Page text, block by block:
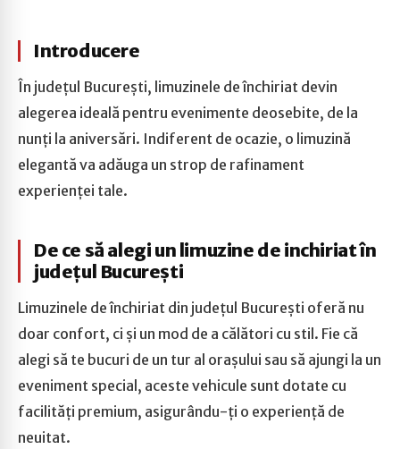
Introducere
În județul București, limuzinele de închiriat devin
alegerea ideală pentru evenimente deosebite, de la
nunți la aniversări. Indiferent de ocazie, o limuzină
elegantă va adăuga un strop de rafinament
experienței tale.
De ce să alegi un limuzine de inchiriat în
județul București
Limuzinele de închiriat din județul București oferă nu
doar confort, ci și un mod de a călători cu stil. Fie că
alegi să te bucuri de un tur al orașului sau să ajungi la un
eveniment special, aceste vehicule sunt dotate cu
facilități premium, asigurându-ți o experiență de
neuitat.